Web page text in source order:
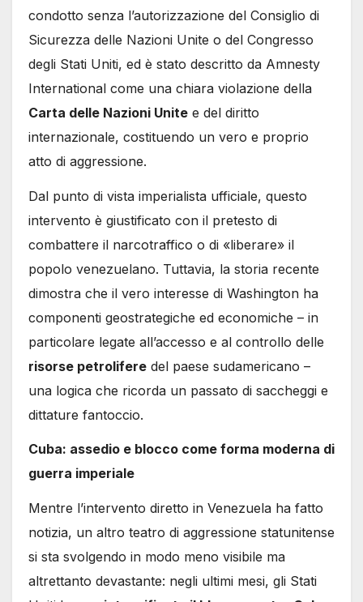
condotto senza l’autorizzazione del Consiglio di
Sicurezza delle Nazioni Unite o del Congresso
degli Stati Uniti, ed è stato descritto da Amnesty
International come una chiara violazione della
Carta delle Nazioni Unite e del diritto
internazionale, costituendo un vero e proprio
atto di aggressione.
Dal punto di vista imperialista ufficiale, questo
intervento è giustificato con il pretesto di
combattere il narcotraffico o di «liberare» il
popolo venezuelano. Tuttavia, la storia recente
dimostra che il vero interesse di Washington ha
componenti geostrategiche ed economiche – in
particolare legate all’accesso e al controllo delle
risorse petrolifere del paese sudamericano –
una logica che ricorda un passato di saccheggi e
dittature fantoccio.
Cuba: assedio e blocco come forma moderna di
guerra imperiale
Mentre l’intervento diretto in Venezuela ha fatto
notizia, un altro teatro di aggressione statunitense
si sta svolgendo in modo meno visibile ma
altrettanto devastante: negli ultimi mesi, gli Stati